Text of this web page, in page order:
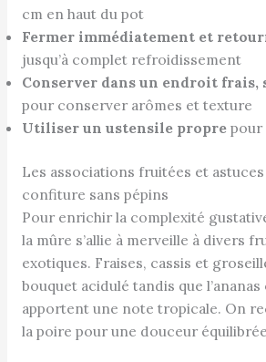
cm en haut du pot
Fermer immédiatement et
jusqu’à complet refroidissement
Conserver dans un endroit frais,
pour conserver arômes et texture
Utiliser un ustensile proprepour
Les associations fruitées et
confiture sans pépins
Pour enrichir la complexité
la mûre s’allie à merveille à divers
exotiques. Fraises, cassis et
bouquet acidulé tandis que l’ananas
apportent une note tropicale. On
la poire pour une douceur